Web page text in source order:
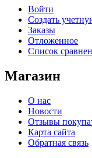
Войти
Создать
Заказы
Отложенное
Список
Магазин
О нас
Новости
Отзывы
Карта сайта
Обратная связь